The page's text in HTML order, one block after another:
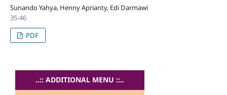
Sunando Yahya, Henny Aprianty, Edi Darmawi
35-46
PDF
..:: ADDITIONAL MENU ::..